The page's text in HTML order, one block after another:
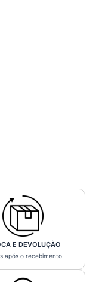
E DEVOLUÇÃO
após o recebimento